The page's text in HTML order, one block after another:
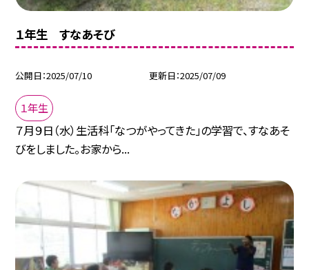
１年生 すなあそび
公開日 2025/07/10 更新日 2025/07/09
１年生
７月９日（水）生活科「なつがやってきた」の学習で、すなあそ
びをしました。お家から...